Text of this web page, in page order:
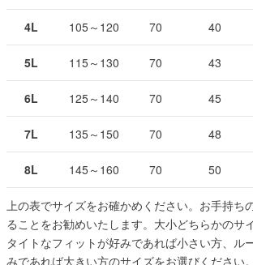
4L 105～120 70 40
5L 115～130 70 43
6L 125～140 70 45
7L 135～150 70 48
8L 145～160 70 50
上の表でサイズをお確かめください。お手持ち
ることをお勧めいたします。大小どちらかのサ
タイトなフィットが好みであれば小さい方、ル
みであれば大きい方のサイズをお選びください。